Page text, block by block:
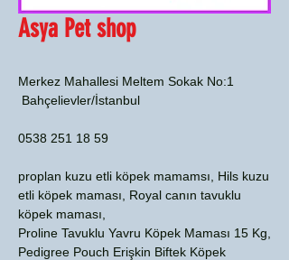
Asya Pet shop
Merkez Mahallesi Meltem Sokak No:1
Bahçelievler/İstanbul
0538 251 18 59
proplan kuzu etli köpek mamamsı, Hils kuzu
etli köpek maması, Royal canın tavuklu
köpek maması,
Proline Tavuklu Yavru Köpek Maması 15 Kg,
Pedigree Pouch Erişkin Biftek Köpek